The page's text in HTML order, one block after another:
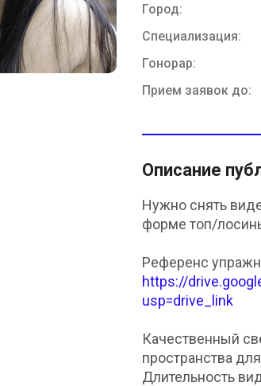
Город:
Специализация:
Гонорар:
Прием заявок до:
Описание
Нужно снять
форме топ/
Референс
https://
usp=drive_link
Качественный
пространства
Длительность